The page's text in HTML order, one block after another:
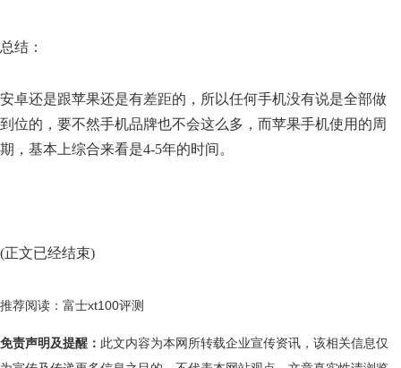
总结：
安卓还是跟苹果还是有差距的，所以任何手机没有说是全部做
到位的，要不然手机品牌也不会这么多，而苹果手机使用的周
期，基本上综合来看是4-5年的时间。
(正文已经结束)
推荐阅读： 富士xt100评测
免责声明及提醒： 此文内容为本网所转载企业宣传资讯，该相关信息仅